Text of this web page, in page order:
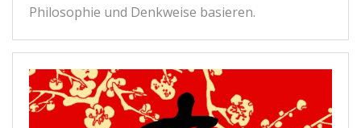
Philosophie und Denkweise basieren.